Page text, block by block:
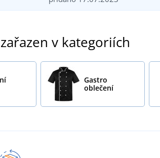
v kategoriích
Gastro
oblečení